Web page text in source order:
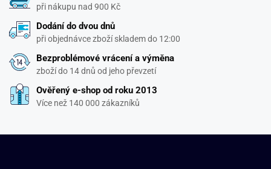
při nákupu nad 900 Kč
Dodání do dvou dnů
při objednávce zboží skladem do 12:00
Bezproblémové vrácení a výměna
zboží do 14 dnů od jeho převzetí
Ověřený e-shop od roku 2013
Více než 140 000 zákazníků